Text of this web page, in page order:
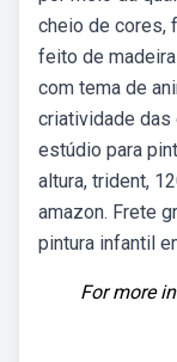
cheio de cores,
feito de
com tema de
criatividade das
estúdio para
altura, trident,
amazon. Frete
pintura infantil
For more